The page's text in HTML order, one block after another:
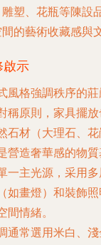
塑、花瓶等陳設
的藝術收藏感與
啟示
風格強調秩序的
稱原則，家具擺放
石材（大理石、
營造奢華感的物質
一主光源，采用
如畫燈）和裝飾
間情緒。
通常選用米白、